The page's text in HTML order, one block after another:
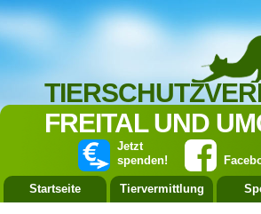
FREITAL UND
Jetzt
spenden!
Startseite Tiervermittlung